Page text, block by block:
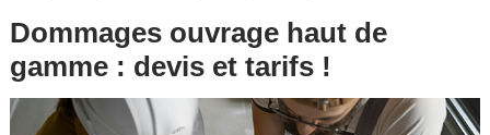
Dommages ouvrage haut de
gamme : devis et tarifs !